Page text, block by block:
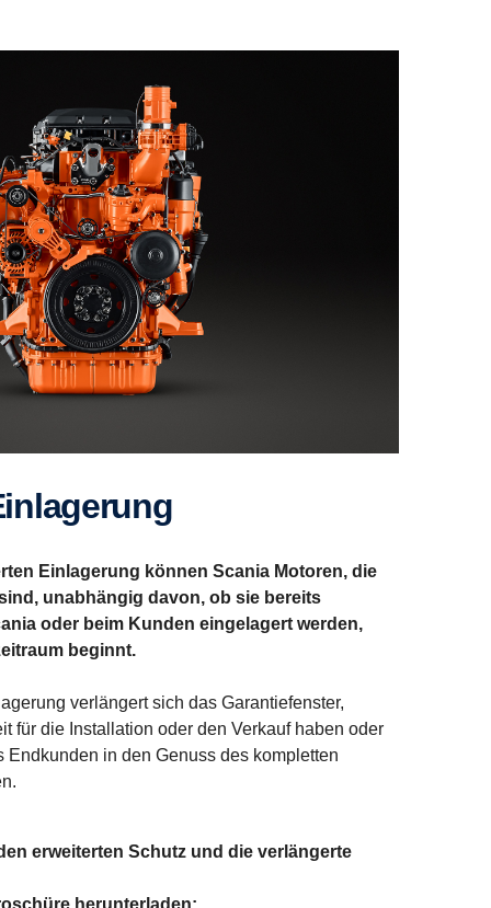
Einlagerung können Scania Motoren, die
unabhängig davon, ob sie bereits
oder beim Kunden eingelagert werden,
beginnt.
verlängert sich das Garantiefenster,
für die Installation oder den Verkauf haben oder
Endkunden in den Genuss des kompletten
erweiterten Schutz und die verlängerte